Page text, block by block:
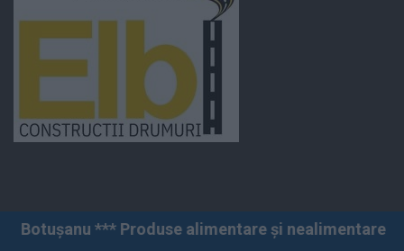
Produse alimentare și nealimentare *** Vânzări